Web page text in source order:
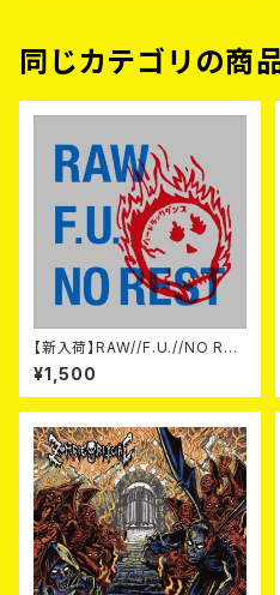
同じカテゴリの商
【新入荷】RAW//F.U.//NO RES
T / 3way split EP ハード ラッ
ク ダンス (CD)
¥1,500